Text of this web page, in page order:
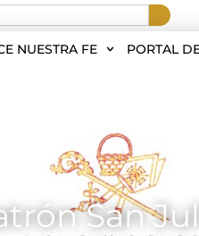
NUESTRA FE PORTAL
San